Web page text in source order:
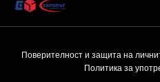
Поверителност и защита на
Политика за